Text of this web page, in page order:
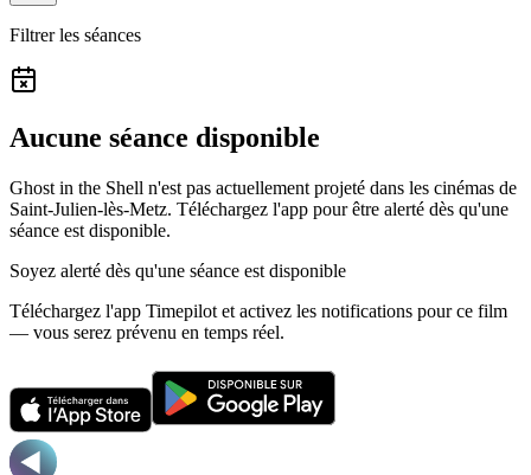
Filtrer les séances
Aucune séance disponible
Ghost in the Shell n'est pas actuellement projeté dans les cinémas de
Saint-Julien-lès-Metz. Téléchargez l'app pour être alerté dès qu'une
séance est disponible.
Soyez alerté dès qu'une séance est disponible
Téléchargez l'app Timepilot et activez les notifications pour ce film
— vous serez prévenu en temps réel.